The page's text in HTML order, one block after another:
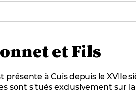
et Fils
présente à Cuis depuis le XVIIe
sont situés exclusivement sur la